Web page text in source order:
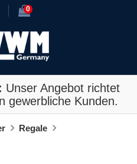
0
Unser Angebot richtet
gewerbliche Kunden.
Regale